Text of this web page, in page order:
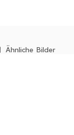
Ähnliche Bilder